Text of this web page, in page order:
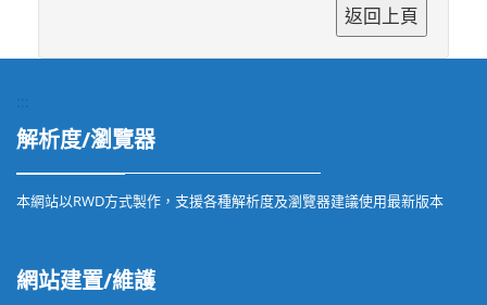
解析度/瀏覽器
本網站以RWD方式製作，支援各種解析度及瀏覽器建議使用最新版本
網站建置/維護